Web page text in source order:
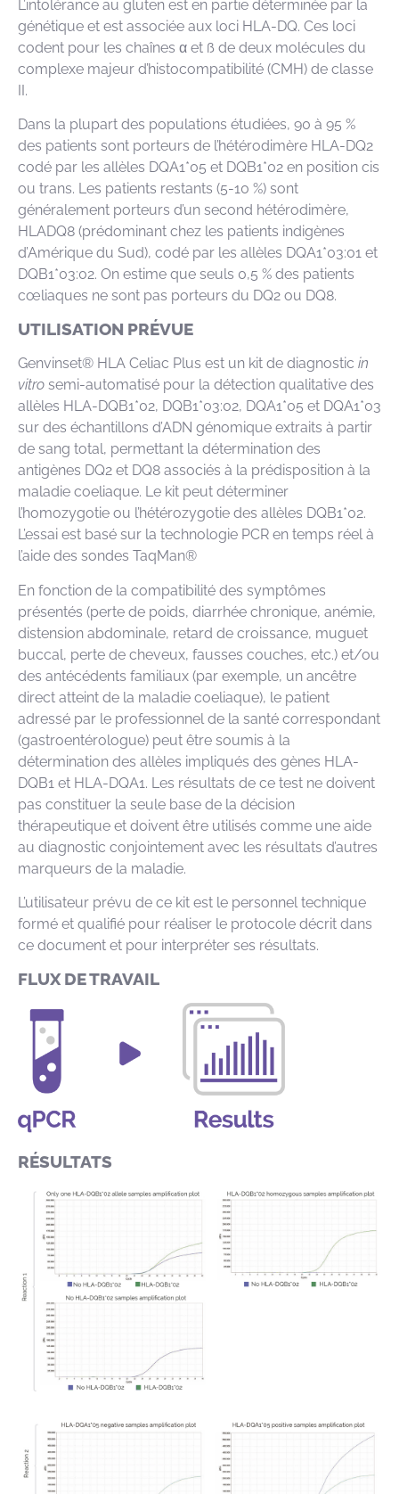
L’intolérance au gluten est en partie déterminée par la
génétique et est associée aux loci HLA-DQ. Ces loci
codent pour les chaînes α et ß de deux molécules du
complexe majeur d’histocompatibilité (CMH) de classe
II.
Dans la plupart des populations étudiées, 90 à 95 %
des patients sont porteurs de l’hétérodimère HLA-DQ2
codé par les allèles DQA1*05 et DQB1*02 en position cis
ou trans. Les patients restants (5-10 %) sont
généralement porteurs d’un second hétérodimère,
HLADQ8 (prédominant chez les patients indigènes
d’Amérique du Sud), codé par les allèles DQA1*03:01 et
DQB1*03:02. On estime que seuls 0,5 % des patients
cœliaques ne sont pas porteurs du DQ2 ou DQ8.
UTILISATION PRÉVUE
Genvinset® HLA Celiac Plus est un kit de diagnostic in
vitro semi-automatisé pour la détection qualitative des
allèles HLA-DQB1*02, DQB1*03:02, DQA1*05 et DQA1*03
sur des échantillons d’ADN génomique extraits à partir
de sang total, permettant la détermination des
antigènes DQ2 et DQ8 associés à la prédisposition à la
maladie coeliaque. Le kit peut déterminer
l’homozygotie ou l’hétérozygotie des allèles DQB1*02.
L’essai est basé sur la technologie PCR en temps réel à
l’aide des sondes TaqMan®
En fonction de la compatibilité des symptômes
présentés (perte de poids, diarrhée chronique, anémie,
distension abdominale, retard de croissance, muguet
buccal, perte de cheveux, fausses couches, etc.) et/ou
des antécédents familiaux (par exemple, un ancêtre
direct atteint de la maladie coeliaque), le patient
adressé par le professionnel de la santé correspondant
(gastroentérologue) peut être soumis à la
détermination des allèles impliqués des gènes HLA-
DQB1 et HLA-DQA1. Les résultats de ce test ne doivent
pas constituer la seule base de la décision
thérapeutique et doivent être utilisés comme une aide
au diagnostic conjointement avec les résultats d’autres
marqueurs de la maladie.
L’utilisateur prévu de ce kit est le personnel technique
formé et qualifié pour réaliser le protocole décrit dans
ce document et pour interpréter ses résultats.
FLUX DE TRAVAIL
RÉSULTATS